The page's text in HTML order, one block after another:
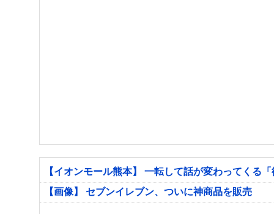
【イオンモール熊本】 一転して話が変わってくる
【画像】 セブンイレブン、ついに神商品を販売